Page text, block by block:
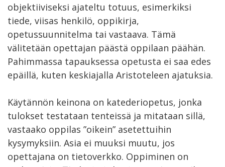
objektiiviseksi ajateltu totuus, esimerkiksi
tiede, viisas henkilö, oppikirja,
opetussuunnitelma tai vastaava. Tämä
välitetään opettajan päästä oppilaan päähän.
Pahimmassa tapauksessa opetusta ei saa edes
epäillä, kuten keskiajalla Aristoteleen ajatuksia.
Käytännön keinona on katederiopetus, jonka
tulokset testataan tenteissä ja mitataan sillä,
vastaako oppilas ”oikein” asetettuihin
kysymyksiin. Asia ei muuksi muutu, jos
opettajana on tietoverkko. Oppiminen on